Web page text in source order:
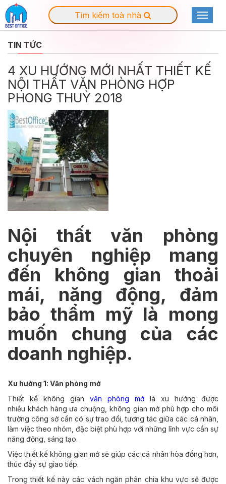
Tìm kiếm toà nhà
Toggle
TIN TỨC
4 XU HƯỚNG MỚI NHẤT THIẾT KẾ
NỘI THẤT VĂN PHÒNG HỢP
PHONG THUỶ 2018
Nội thất văn phòng
chuyên nghiệp mang
đến không gian thoải
mái, năng động, đảm
bảo thẩm mỹ là mong
muốn chung của các
doanh nghiệp.
Xu hướng 1: Văn phòng mở
Thiết kế không gian văn phòng mở là xu hướng được
nhiều khách hàng ưa chuộng, không gian mở phù hợp cho môi
trường công sở cần có sự trao đổi, tương tác giữa các cá nhân,
làm việc theo nhóm, đặc biệt phù hợp với những lĩnh vực cần sự
năng động, sáng tạo.
Việc thiết kế không gian mở sẽ giúp các cá nhân hòa đồng hơn,
thúc đẩy sự giao tiếp.
Trong thiết kế này các vách ngăn phân chia khu vực sẽ được